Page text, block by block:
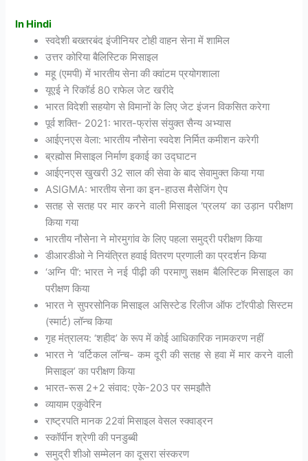
In Hindi
स्वदेशी बख्तरबंद इंजीनियर टोही वाहन सेना में शामिल
उत्तर कोरिया बैलिस्टिक मिसाइल
महू (एमपी) में भारतीय सेना की क्वांटम प्रयोगशाला
यूएई ने रिकॉर्ड 80 राफेल जेट खरीदे
भारत विदेशी सहयोग से विमानों के लिए जेट इंजन विकसित करेगा
पूर्व शक्ति- 2021: भारत-फ्रांस संयुक्त सैन्य अभ्यास
आईएनएस वेला: भारतीय नौसेना स्वदेश निर्मित कमीशन करेगी
ब्रह्मोस मिसाइल निर्माण इकाई का उद्घाटन
आईएनएस खुखरी 32 साल की सेवा के बाद सेवामुक्त किया गया
ASIGMA: भारतीय सेना का इन-हाउस मैसेजिंग ऐप
सतह से सतह पर मार करने वाली मिसाइल ‘प्रलय’ का उड़ान परीक्षण
किया गया
भारतीय नौसेना ने मोरमुगांव के लिए पहला समुद्री परीक्षण किया
डीआरडीओ ने नियंत्रित हवाई वितरण प्रणाली का प्रदर्शन किया
‘अग्नि पी’: भारत ने नई पीढ़ी की परमाणु सक्षम बैलिस्टिक मिसाइल का
परीक्षण किया
भारत ने सुपरसोनिक मिसाइल असिस्टेड रिलीज ऑफ टॉरपीडो सिस्टम
(स्मार्ट) लॉन्च किया
गृह मंत्रालय: ‘शहीद’ के रूप में कोई आधिकारिक नामकरण नहीं
भारत ने ‘वर्टिकल लॉन्च- कम दूरी की सतह से हवा में मार करने वाली
मिसाइल’ का परीक्षण किया
भारत-रूस 2+2 संवाद: एके-203 पर समझौते
व्यायाम एकुवेरिन
राष्ट्रपति मानक 22वां मिसाइल वेसल स्क्वाड्रन
स्कॉर्पीन श्रेणी की पनडुब्बी
समुद्री शीओ सम्मेलन का दूसरा संस्करण